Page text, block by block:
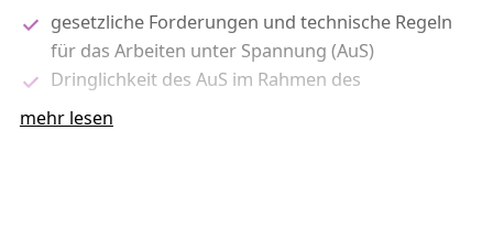
gesetzliche Forderungen und technische Regeln
für das Arbeiten unter Spannung (AuS)
Dringlichkeit des AuS im Rahmen des
liberalisierten Strommarktes
mehr lesen